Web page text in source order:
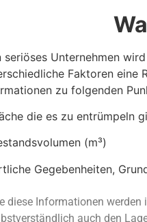
seriöses Unternehmen
Faktoren eine
zu folgenden
die es zu entrümpeln
(m³)
Gegebenheiten,
diese Informationen werden
auch den